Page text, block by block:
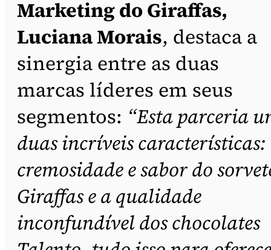
Marketing do Giraffas,
Luciana Morais, destaca a
sinergia entre as duas
marcas líderes em seus
segmentos: “Esta parceria
duas incríveis características:
cremosidade e sabor do
Giraffas e a qualidade
inconfundível dos chocolates